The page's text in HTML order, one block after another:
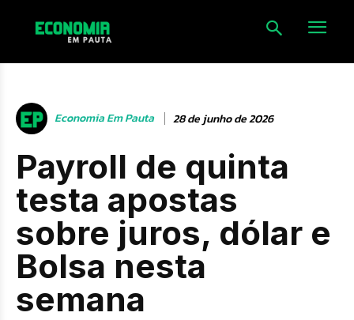
Economia Em Pauta 28 de junho de 2026
Payroll de quinta
testa apostas
sobre juros, dólar e
Bolsa nesta
semana